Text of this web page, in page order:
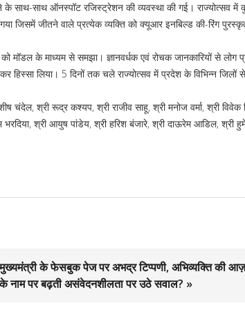
के साथ-साथ ऑनस्पॉट रजिस्ट्रेशन की व्यवस्था की गई। राज्योत्सव
जिसमें जीतने वाले प्रत्येक व्यक्ति को क्यूआर इनबिल्ड की-रिंग
के माध्यम से समझा। ज्ञानवर्धक एवं रोचक जानकारियों से लोग
हिस्सा लिया। 5 दिनों तक चले राज्योत्सव में प्रदेश के विभिन्न जिलों
चंदेल, श्री रूद्र कश्यप, श्री राजीव साहू, श्री मनोज वर्मा, श्री विवेक
श्री आयुष पांडेय, श्री हरिश बंजारे, श्री दाऊरेम आडिल, श्री
के फेसबुक पेज पर अभद्र टिप्पणी, अभिव्यक्ति की
नाम पर बढ़ती असंवेदनशीलता पर उठे सवाल? »